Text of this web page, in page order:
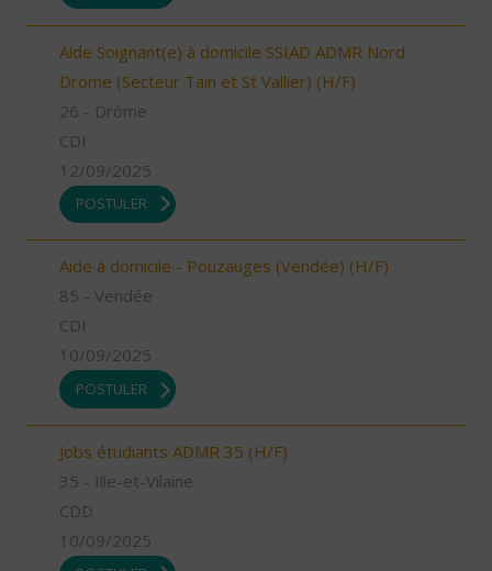
Aide Soignant(e) à domicile SSIAD ADMR Nord
Drome (Secteur Tain et St Vallier) (H/F)
26 - Drôme
CDI
12/09/2025
POSTULER
Aide à domicile - Pouzauges (Vendée) (H/F)
85 - Vendée
CDI
10/09/2025
POSTULER
Jobs étudiants ADMR 35 (H/F)
35 - Ille-et-Vilaine
CDD
10/09/2025